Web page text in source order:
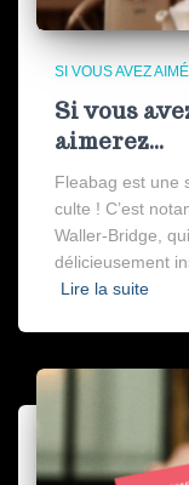
SI VOUS AVEZ
Si vous
aimerez…
Fleabag est une
culte ! C’est
Waller-Bridge,
délicieusement
Lire la suite